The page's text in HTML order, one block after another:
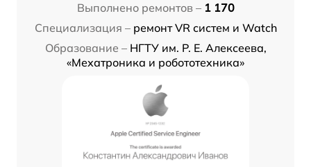
Выполнено ремонтов – 1 170
Специализация – ремонт VR систем и Watch
Образование – НГТУ им. Р. Е. Алексеева,
«Мехатроника и робототехника»